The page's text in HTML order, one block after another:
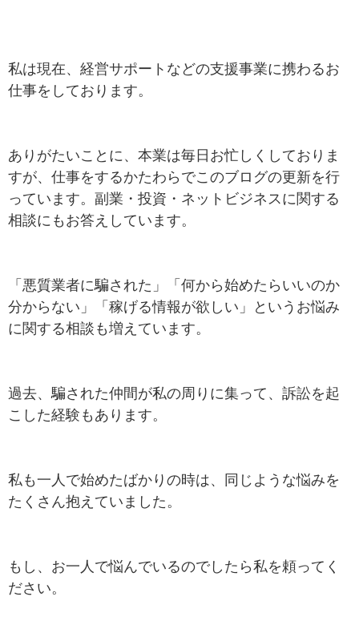
私は現在、経営サポートなどの支援事業に携わるお
仕事をしております。
ありがたいことに、本業は毎日お忙しくしておりま
すが、仕事をするかたわらでこのブログの更新を行
っています。副業・投資・ネットビジネスに関する
相談にもお答えしています。
「悪質業者に騙された」「何から始めたらいいのか
分からない」「稼げる情報が欲しい」というお悩み
に関する相談も増えています。
過去、騙された仲間が私の周りに集って、訴訟を起
こした経験もあります。
私も一人で始めたばかりの時は、同じような悩みを
たくさん抱えていました。
もし、お一人で悩んでいるのでしたら私を頼ってく
ださい。